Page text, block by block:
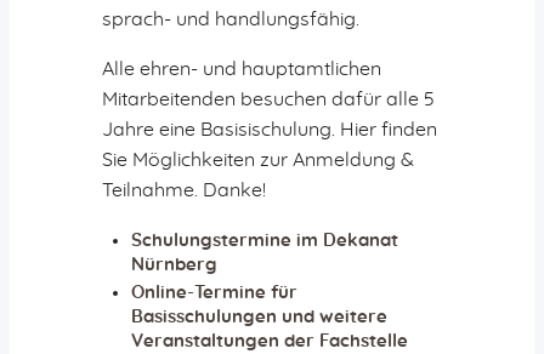
Jetzt spenden!
sprach- und handlungsfähig.
Alle ehren- und hauptamtlichen
Mitarbeitenden besuchen dafür alle 5
Jahre eine Basisischulung. Hier finden
Sie Möglichkeiten zur Anmeldung &
Teilnahme. Danke!
Schulungstermine im Dekanat
Nürnberg
Online-Termine für
Basisschulungen und weitere
Veranstaltungen der Fachstelle